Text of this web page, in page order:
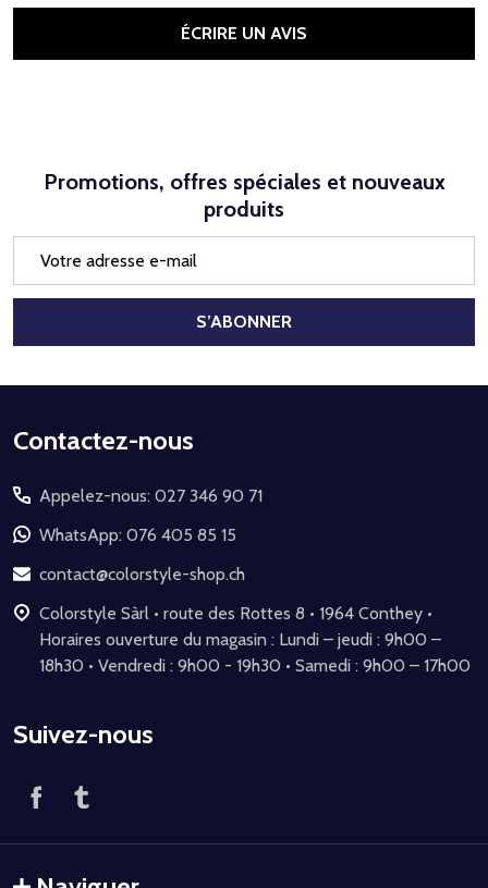
ÉCRIRE UN AVIS
Promotions, offres spéciales et nouveaux
produits
mail
S’ABONNER
Début
pied
de
page
Contactez-nous
Appelez-nous: 027 346 90 71
WhatsApp: 076 405 85 15
contact@colorstyle-shop.ch
Colorstyle Sàrl • route des Rottes 8 • 1964 Conthey •
Horaires ouverture du magasin : Lundi – jeudi : 9h00 –
18h30 • Vendredi : 9h00 - 19h30 • Samedi : 9h00 – 17h00
Suivez-nous